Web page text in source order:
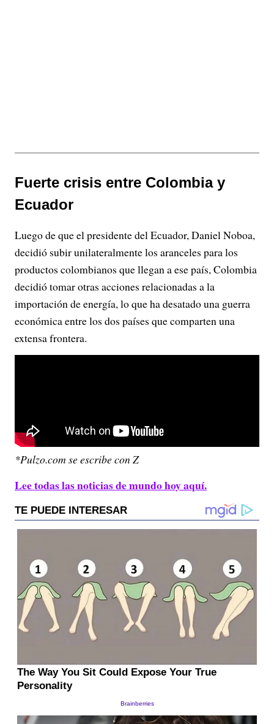
Fuerte crisis entre Colombia y
Ecuador
Luego de que el presidente del Ecuador, Daniel Noboa,
decidió subir unilateralmente los aranceles para los
productos colombianos que llegan a ese país, Colombia
decidió tomar otras acciones relacionadas a la
importación de energía, lo que ha desatado una guerra
económica entre los dos países que comparten una
extensa frontera.
*Pulzo.com se escribe con Z
Lee todas las noticias de mundo hoy aquí.